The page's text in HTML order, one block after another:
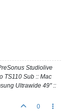
Studiolive
TS110 Sub :: Mac
Ultrawide 49" ::
0